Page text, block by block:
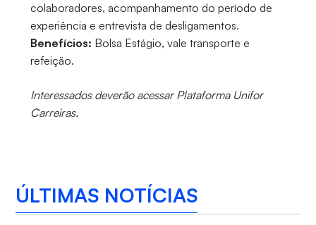
colaboradores, acompanhamento do período de
experiência e entrevista de desligamentos.
Benefícios: Bolsa Estágio, vale transporte e
refeição.
Interessados deverão acessar Plataforma Unifor
Carreiras.
ÚLTIMAS NOTÍCIAS